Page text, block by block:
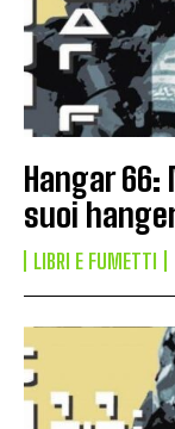
Hangar
suoi
LIBRI E FUMETTI